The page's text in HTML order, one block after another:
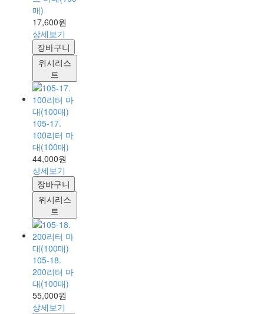
매)
17,600원
상세보기
장바구니
위시리스
트
105-17.
100리터 마
대(100매)
44,000원
상세보기
장바구니
위시리스
트
105-18.
200리터 마
대(100매)
55,000원
상세보기